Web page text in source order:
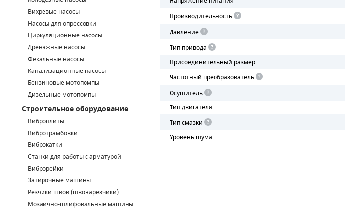
Вихревые насосы
Насосы для опрессовки
Циркуляционные насосы
Дренажные насосы
Фекальные насосы
Канализационные насосы
Бензиновые мотопомпы
Дизельные мотопомпы
Строительное оборудование
Виброплиты
Вибротрамбовки
Виброкатки
Станки для работы с арматурой
Виброрейки
Затирочные машины
Резчики швов (швонарезчики)
Мозаично-шлифовальные машины
Производительность
Давление
Тип привода
Присоединительный размер
Частотный преобразователь
Осушитель
Тип двигателя
Тип смазки
Уровень шума
ЭЛЕКТРОДВИГАТЕЛИ
БЕНЗИНОВЫЕ ДВИГАТЕЛИ
ДИЗЕЛЬНЫЕ ДВИГАТЕЛИ
ФИЛЬТРЫ ТОПЛИВНЫЕ
МОТОРНОЕ МАСЛО
РАДИАТОРЫ
ПОДШИПНИКИ
ПОРШНЕВЫЕ БЛОКИ